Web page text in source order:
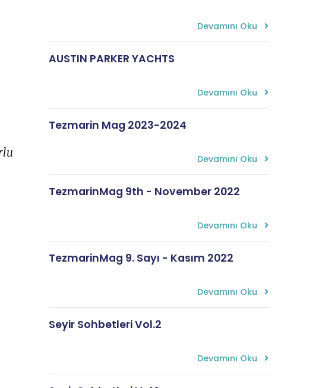
Devamını Oku
AUSTIN PARKER YACHTS
Devamını Oku
Tezmarin Mag 2023-2024
Devamını Oku
TezmarinMag 9th - November 2022
Devamını Oku
TezmarinMag 9. Sayı - Kasım 2022
Devamını Oku
Seyir Sohbetleri Vol.2
Devamını Oku